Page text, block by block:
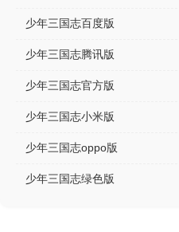
少年三国志百度版
少年三国志腾讯版
少年三国志官方版
少年三国志小米版
少年三国志oppo版
少年三国志绿色版